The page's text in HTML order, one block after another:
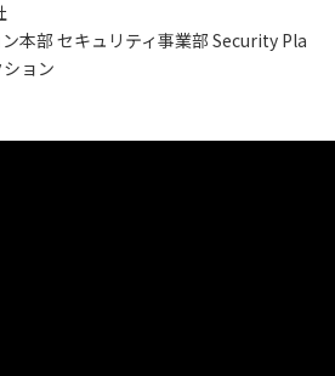
本部 セキュリティ事業部 Security Pla
ョン